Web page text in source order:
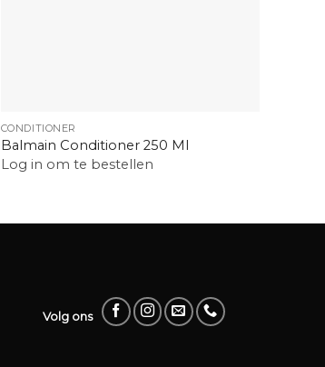
CONDITIONER
Balmain Conditioner 250 Ml
Log in om te bestellen
Volg ons